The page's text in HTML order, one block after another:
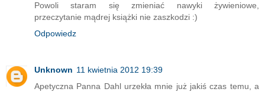
Powoli staram się zmieniać nawyki żywieniowe,
przeczytanie mądrej książki nie zaszkodzi :)
Odpowiedz
Unknown 11 kwietnia 2012 19:39
Apetyczna Panna Dahl urzekła mnie już jakiś czas temu, a